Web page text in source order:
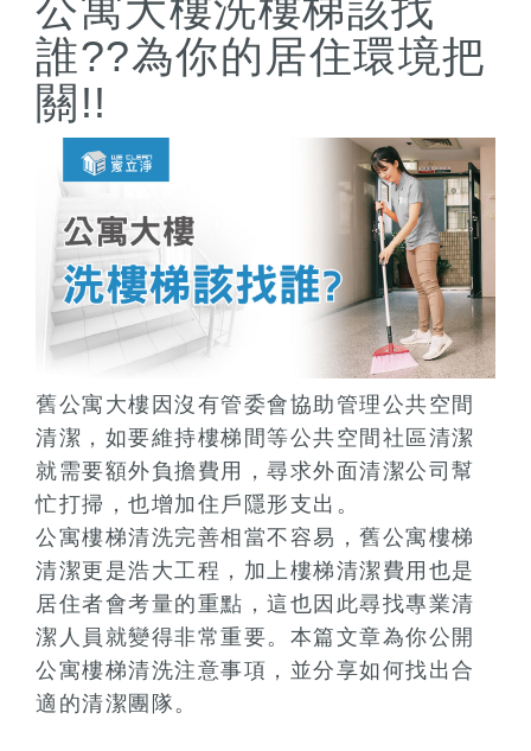
誰??為你的居住環境把
關!!
舊公寓大樓因沒有管委會協助管理公共空間
清潔，如要維持樓梯間等公共空間社區清潔
就需要額外負擔費用，尋求外面清潔公司幫
忙打掃，也增加住戶隱形支出。
公寓樓梯清洗完善相當不容易，舊公寓樓梯
清潔更是浩大工程，加上樓梯清潔費用也是
居住者會考量的重點，這也因此尋找專業清
潔人員就變得非常重要。本篇文章為你公開
公寓樓梯清洗注意事項，並分享如何找出合
適的清潔團隊。